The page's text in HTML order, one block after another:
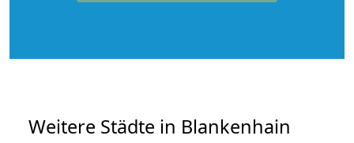
Weitere Städte in Blankenhain